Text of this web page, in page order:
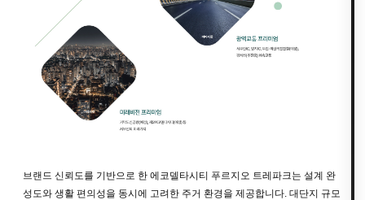
브랜드 신뢰도를 기반으로 한 에코델타시티 푸르지오 트레파크는 설계 완
성도와 생활 편의성을 동시에 고려한 주거 환경을 제공합니다. 대단지 규모